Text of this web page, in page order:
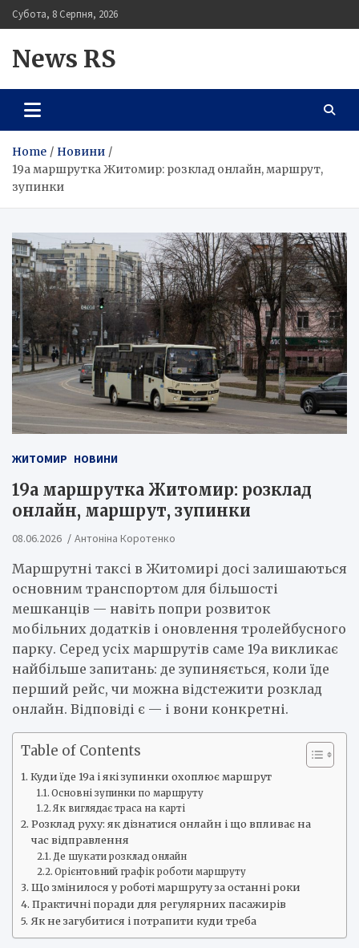
Skip
to
Субота, 8 Серпня, 2026
News RS
Home
Новини
19а маршрутка Житомир: розклад онлайн, маршрут,
зупинки
ЖИТОМИР НОВИНИ
19а маршрутка Житомир: розклад
онлайн, маршрут, зупинки
08.06.2026 Антоніна Коротенко
Маршрутні таксі в Житомирі досі залишаються
основним транспортом для більшості
мешканців — навіть попри розвиток
мобільних додатків і оновлення тролейбусного
парку. Серед усіх маршрутів саме 19а викликає
найбільше запитань: де зупиняється, коли їде
перший рейс, чи можна відстежити розклад
онлайн. Відповіді є — і вони конкретні.
Table of Contents
Куди їде 19а і які зупинки охоплює маршрут
Основні зупинки по маршруту
Як виглядає траса на карті
Розклад руху: як дізнатися онлайн і що впливає на
час відправлення
Де шукати розклад онлайн
Орієнтовний графік роботи маршруту
Що змінилося у роботі маршруту за останні роки
Практичні поради для регулярних пасажирів
Як не загубитися і потрапити куди треба